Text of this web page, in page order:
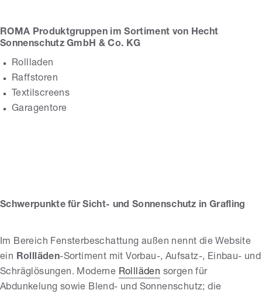
ROMA Produktgruppen im Sortiment von Hecht
Sonnenschutz GmbH & Co. KG
Rollladen
Raffstoren
Textilscreens
Garagentore
Schwerpunkte für Sicht- und Sonnenschutz in Grafling
Im Bereich Fensterbeschattung außen nennt die Website
ein Rollläden-Sortiment mit Vorbau-, Aufsatz-, Einbau- und
Schräglösungen. Moderne Rollläden sorgen für
Abdunkelung sowie Blend- und Sonnenschutz; die